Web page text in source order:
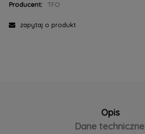
Producent:
TFO
zapytaj o produkt
Opis
Dane techniczne